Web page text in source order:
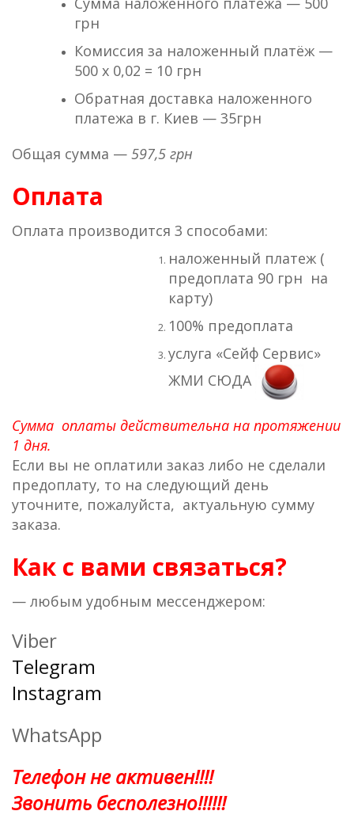
грн
Комиссия за наложенный платёж —
500 х 0,02 = 10 грн
Обратная доставка наложенного
платежа в г. Киев — 35грн
Общая сумма — 597,5 грн
Оплата
Оплата производится 3 способами:
наложенный платеж (
предоплата 90 грн на
карту)
100% предоплата
услуга «Сейф Сервис»
ЖМИ СЮДА
Сумма оплаты действительна на протяжении
1 дня.
Если вы не оплатили заказ либо не сделали
предоплату, то на следующий день
уточните, пожалуйста, актуальную сумму
заказа.
Как с вами связаться?
— любым удобным мессенджером:
Viber
Telegram
Instagram
WhatsApp
Телефон не активен!!!!
Звонить бесполезно!!!!!!